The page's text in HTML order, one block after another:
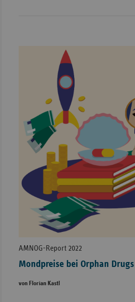
AMNOG-Report 2022
Mondpreise bei Orphan Drugs
von Florian Kastl